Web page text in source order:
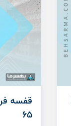
65